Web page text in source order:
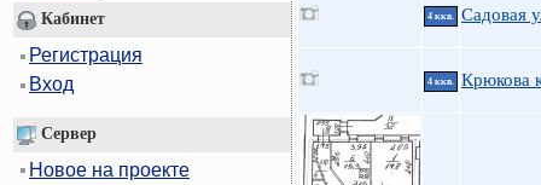
Кабинет
Регистрация
Вход
Сервер
Новое на проекте
4 ккв. Садовая
4 ккв. Крюкова